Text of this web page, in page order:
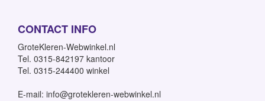
CONTACT INFO
GroteKleren-Webwinkel.nl
Tel. 0315-842197 kantoor
Tel. 0315-244400 winkel
E-mail: info@grotekleren-webwinkel.nl